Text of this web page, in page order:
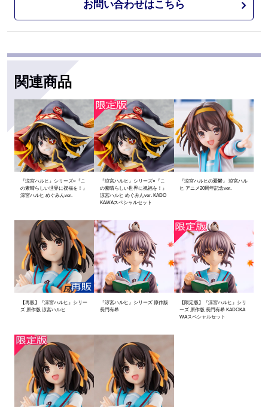
お問い合わせはこちら
関連商品
『涼宮ハルヒ』シリーズ×『こ
の素晴らしい世界に祝福を！』
涼宮ハルヒ めぐみんver.
『涼宮ハルヒ』シリーズ×『こ
の素晴らしい世界に祝福を！』
涼宮ハルヒ めぐみんver. KADO
KAWAスペシャルセット
『涼宮ハルヒの憂鬱』 涼宮ハル
ヒ アニメ20周年記念ver.
【再販】『涼宮ハルヒ』シリー
ズ 原作版 涼宮ハルヒ
『涼宮ハルヒ』シリーズ 原作版
長門有希
【限定版】『涼宮ハルヒ』シリ
ーズ 原作版 長門有希 KADOKA
WAスペシャルセット